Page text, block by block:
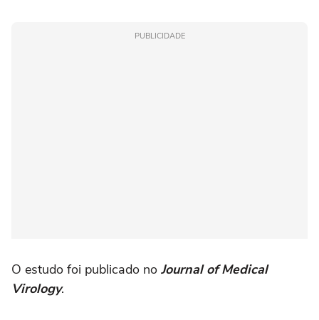
PUBLICIDADE
O estudo foi publicado no Journal of Medical
Virology.